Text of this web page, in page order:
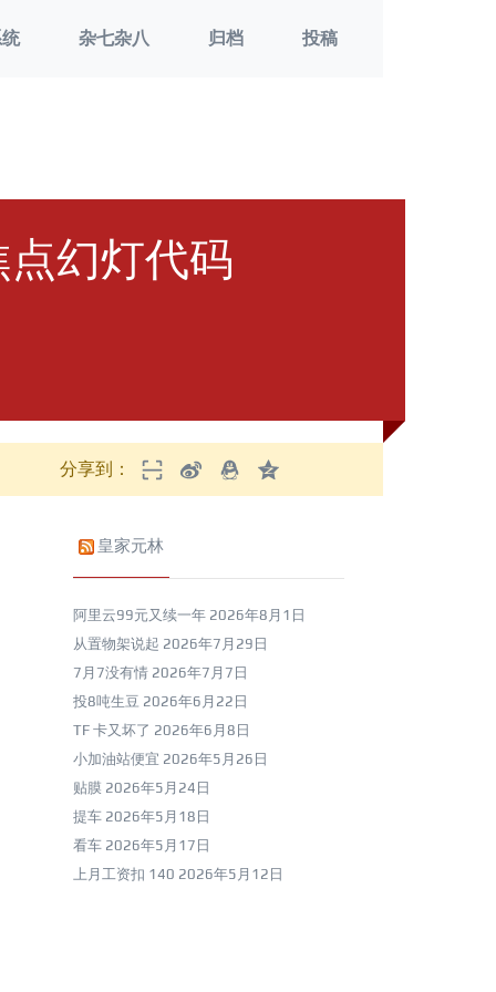
杂七杂八 归档 投稿
幻灯代码
分享到：
皇家元林
阿里云99元又续一年 2026年8月1日
从置物架说起 2026年7月29日
7月7没有情 2026年7月7日
投8吨生豆 2026年6月22日
TF 卡又坏了 2026年6月8日
小加油站便宜 2026年5月26日
贴膜 2026年5月24日
提车 2026年5月18日
看车 2026年5月17日
上月工资扣 140 2026年5月12日